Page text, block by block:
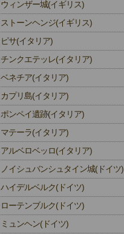
ウィンザー城(イギリス)
ストーンヘンジ(イギリス)
ピサ(イタリア)
チンクエテッレ(イタリア)
ベネチア(イタリア)
カプリ島(イタリア)
ポンペイ遺跡(イタリア)
マテーラ(イタリア)
アルベロベッロ(イタリア)
ノイシュバンシュタイン城(ドイツ)
ハイデルベルク(ドイツ)
ローテンブルク(ドイツ)
ミュンヘン(ドイツ)